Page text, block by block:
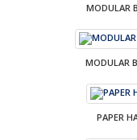
MODULAR
MODULAR
PAPER